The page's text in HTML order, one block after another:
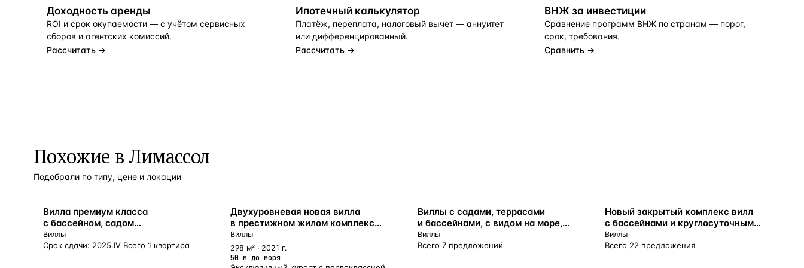
Доходность аренды
ROI и срок окупаемости — с учётом сервисных
сборов и агентских комиссий.
Рассчитать →
Ипотечный калькулятор
Платёж, переплата, налоговый вычет — аннуитет
или дифференцированный.
Рассчитать →
ВНЖ за инвестиции
Сравнение программ ВНЖ по странам — порог,
срок, требования.
Сравнить →
Похожие в Лимассол
Подобрали по типу, цене и локации
ВНЖ
Вилла премиум класса
с бассейном, садом
и панорамным видом, Лимассол,
Кипр
Виллы
Срок сдачи: 2025.IV Всего 1 квартира
У МОРЯ
Двухуровневая новая вилла
в престижном жилом комплексе
на берегу моря, Лимассол, Кипр
Виллы
298 м² · 2021 г.
50 м до моря
ВНЖ
Виллы с садами, террасами
и бассейнами, с видом на море,
в живописном городке Агиос
Тихонас, Лимассол, Кипр
Виллы
Всего 7 предложений
ВНЖ
Новый закрытый комплекс вилл
с бассейнами и круглосуточным
обслуживанием, Платрес, Кипр
Виллы
Всего 22 предложения